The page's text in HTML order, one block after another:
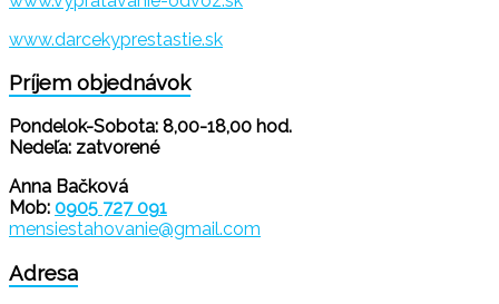
www.darcekyprestastie.sk
Príjem objednávok
Pondelok-Sobota: 8,00-18,00 hod.
Nedeľa: zatvorené
Anna Bačková
Mob: 0905 727 091
mensiestahovanie@gmail.com
Adresa